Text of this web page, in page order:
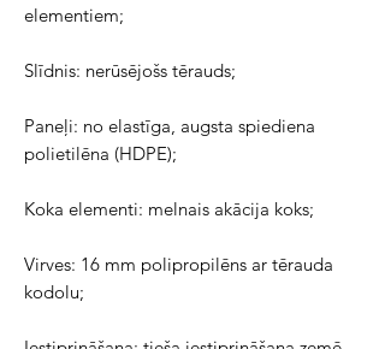
elementiem;
Slīdnis: nerūsējošs tērauds;
Paneļi: no elastīga, augsta spiediena
polietilēna (HDPE);
Koka elementi: melnais akācija koks;
Virves: 16 mm polipropilēns ar tērauda
kodolu;